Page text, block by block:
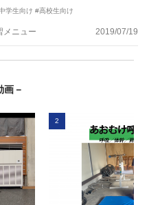
学生向け #高校生向け
メニュー 2019/07/19
画－
2